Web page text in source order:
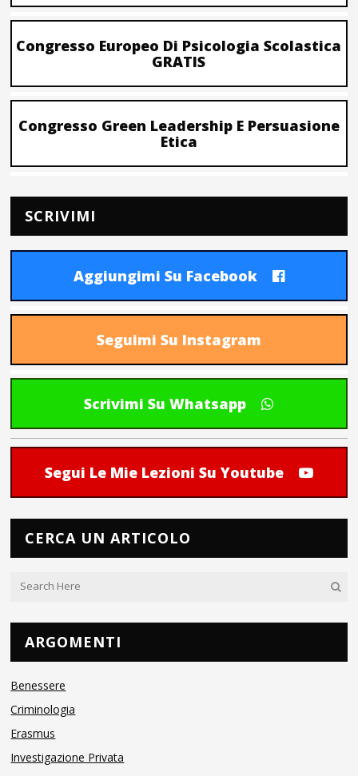
Congresso Europeo Di Psicologia Scolastica
GRATIS
Congresso Green Leadership E Persuasione
Etica
SCRIVIMI
Aggiungimi Su Facebook
Seguimi Su Instagram
Scrivimi Su Whatsapp
Segui Le Mie Lezioni Su Youtube
CERCA UN ARTICOLO
ARGOMENTI
Benessere
Criminologia
Erasmus
Investigazione Privata